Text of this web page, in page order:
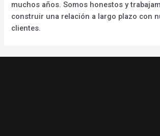
muchos años. Somos honestos y
construir una relación a largo plazo con
clientes.